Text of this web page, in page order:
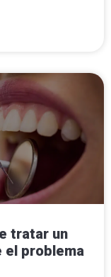
tratar un
el problema